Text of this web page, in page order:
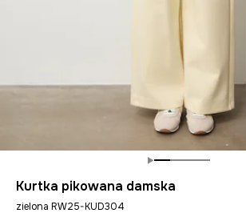
Kurtka pikowana damska
zielona RW25-KUD304